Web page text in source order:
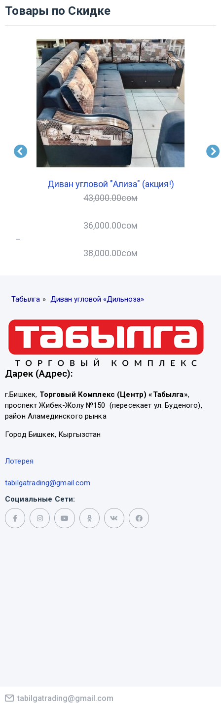
Товары по Скидке
Диван угловой "Ализа" (акция!)
43,000.00сом
36,000.00сом
–
38,000.00сом
Табылга » Диван угловой «Дильноза»
Дарек (Адрес):
г.Бишкек, Торговый Комплекс (Центр) «Табылга»,
проспект Жибек-Жолу №150 (пересекает ул. Буденого),
район Аламединского рынка
Город Бишкек, Кыргызстан
Лотерея
tabilgatrading@gmail.com
Социальные Сети:
tabilgatrading@gmail.com